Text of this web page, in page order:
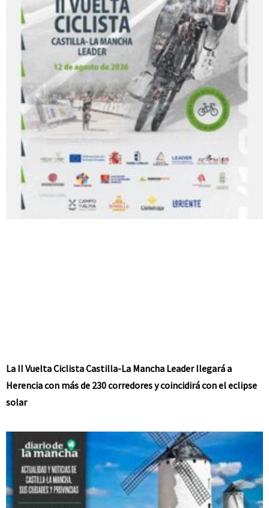
La II Vuelta Ciclista Castilla-La Mancha Leader llegará a
Herencia con más de 230 corredores y coincidirá con el eclipse
solar